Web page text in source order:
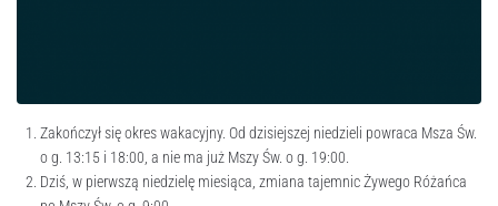
Zakończył się okres wakacyjny. Od dzisiejszej niedzieli powraca Msza Św.
o g. 13:15 i 18:00, a nie ma już Mszy Św. o g. 19:00.
Dziś, w pierwszą niedzielę miesiąca, zmiana tajemnic Żywego Różańca